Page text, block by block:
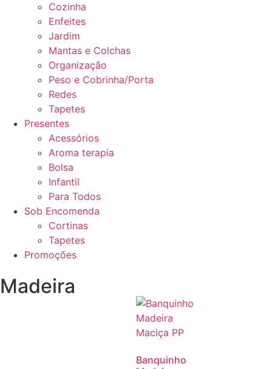
Cozinha
Enfeites
Jardim
Mantas e Colchas
Organização
Peso e Cobrinha/Porta
Redes
Tapetes
Presentes
Acessórios
Aroma terapia
Bolsa
Infantil
Para Todos
Sob Encomenda
Cortinas
Tapetes
Promoções
Madeira
Banquinho